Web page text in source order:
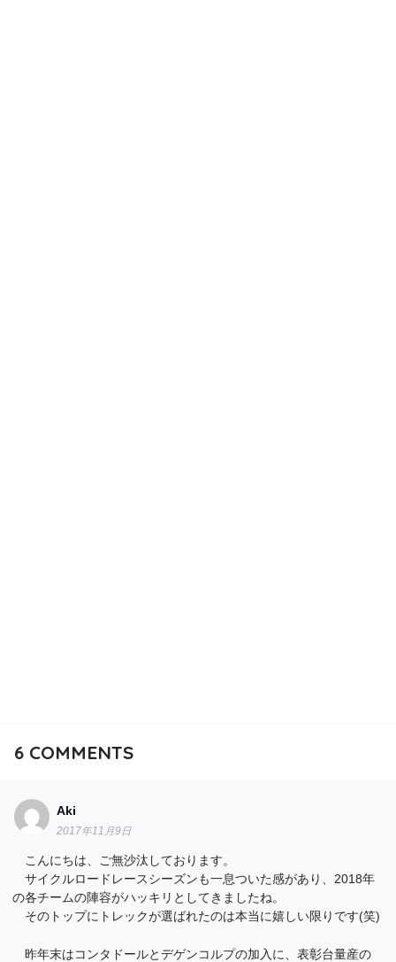
6COMMENTS
Aki
2017年11月9日
こんにちは、ご無沙汰しております。
サイクルロードレースシーズンも一息ついた感があり、2018年
の各チームの陣容がハッキリとしてきましたね。
そのトップにトレックが選ばれたのは本当に嬉しい限りです(笑)
昨年末はコンタドールとデゲンコルプの加入に、表彰台量産の